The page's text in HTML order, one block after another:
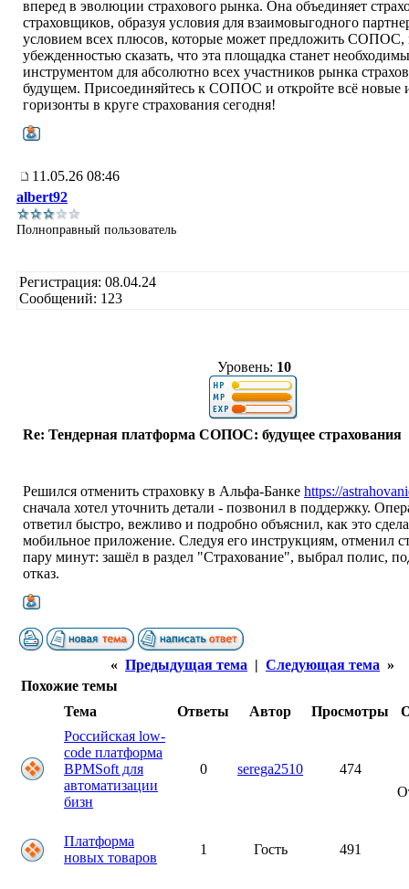
вперед в эволюции страхового рынка. Она объединяет
страховщиков, образуя условия для взаимовыгодного
условием всех плюсов, которые может предложить
убежденностью сказать, что эта площадка станет
инструментом для абсолютно всех участников рынка
будущем. Присоединяйтесь к СОПОС и откройте всё новые
горизонты в круге страхования сегодня!
11.05.26 08:46
albert92
Полноправный пользователь
Регистрация: 08.04.24
Сообщений: 123
Уровень: 10
Re: Тендерная платформа СОПОС: будущее страхования
Решился отменить страховку в Альфа‑Банке https://
сначала хотел уточнить детали - позвонил в поддержку.
ответил быстро, вежливо и подробно объяснил, как это
мобильное приложение. Следуя его инструкциям, отменил
пару минут: зашёл в раздел "Страхование", выбрал полис,
отказ.
« Предыдущая тема | Следующая тема »
Похожие темы
Тема
Ответы Автор Просмотры
Российская low-
code платформа
BPMSoft для
автоматизации
бизн
0 serega2510
474
Платформа
новых товаров
1 Гость 491